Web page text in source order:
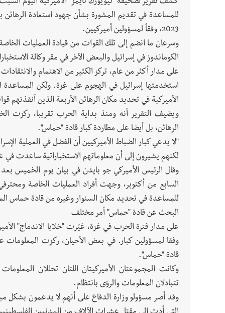
كشف تقرير لصحيفة "نيويورك تايمز" الأميركية اليوم
2023، وفقاً لمسؤولين أميركيين.
وسرعان ما انضم إلى تلك القوات من قيادة العمليات
الكوماندوز في إسرائيل والبعض الآخر في مقر وكالة
على مدار أكثر من عام، تركز الكثير من الاهتمام
استخدمتها إسرائيل في الهجوم على غزة. ولكن المساعدة
الأميركية في تحديد مكان الرهائن الأربعة الذين أنقذتهم
ويضيف التقرير أنه ومنذ بداية الحرب تقريبا، ركزت
الرهائن، بل أيضا على مطاردة كبار قادة "حماس".
لكنهم يشيرون إلى أن معلوماتهم الاستخباراتية ساعدت
وقال الرئيس الأميركي جو بايدن في بيان يوم الخميس
السابع من أكتوبر، وجهت أفراد العمليات الخاصة
للمساعدة في تحديد مكان السنوار وغيره من قادة حماس
البحث عن قادة "حماس" أمر مختلف
على مدار فترة الحرب في غزة، غيّرت "خلايا الاندماج"
وفقا لمسؤولين كبار. في بعض الأحيان، ركزت المعلومات
قادة "حماس".
وكانت المجموعتان الأميركيتان اللتان تحللان
تتبادلان المعلومات والرؤى بانتظام.
وقد أصر مسؤولو وزارة الدفاع على أنهم لا يدعمون بشكل